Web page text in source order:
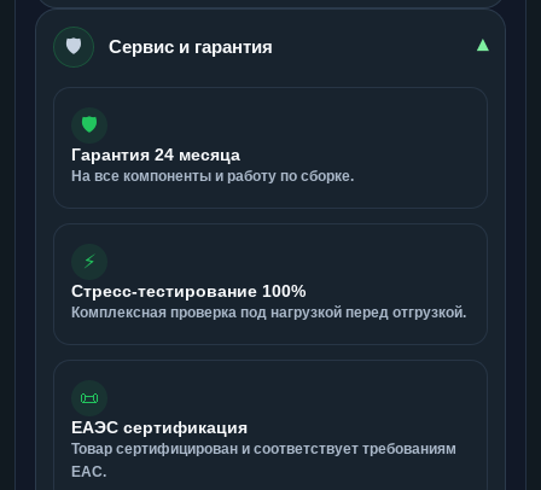
🛡️ Сервис и гарантия ▾
🛡️
Гарантия 24 месяца
На все компоненты и работу по сборке.
⚡
Стресс-тестирование 100%
Комплексная проверка под нагрузкой перед отгрузкой.
📜
ЕАЭС сертификация
Товар сертифицирован и соответствует требованиям
ЕАС.